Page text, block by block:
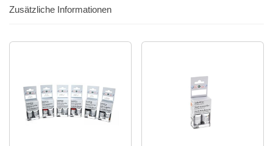
Zusätzliche Informationen